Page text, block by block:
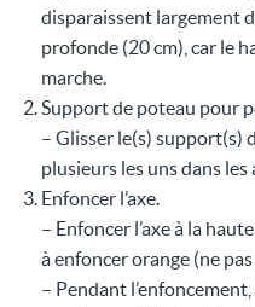
disparaissent largement
profonde (20 cm), car le
marche.
Support de poteau pour
– Glisser le(s) support(s)
plusieurs les uns dans
Enfoncer l’axe.
– Enfoncer l’axe à la
à enfoncer orange (ne
– Pendant